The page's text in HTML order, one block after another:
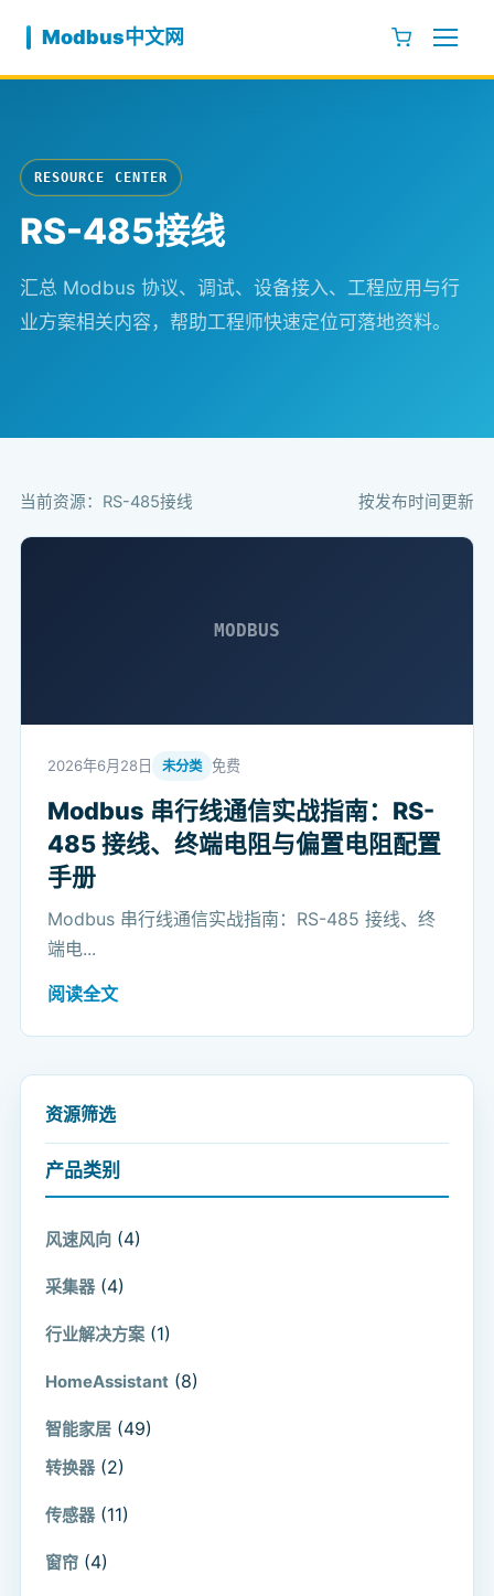
Modbus中文网
RESOURCE CENTER
RS-485接线
汇总 Modbus 协议、调试、设备接入、工程应用与行
业方案相关内容，帮助工程师快速定位可落地资料。
当前资源：RS-485接线 按发布时间更新
MODBUS
2026年6月28日 未分类 免费
Modbus 串行线通信实战指南：RS-
485 接线、终端电阻与偏置电阻配置
手册
Modbus 串行线通信实战指南：RS-485 接线、终
端电...
阅读全文
资源筛选
产品类别
风速风向 (4)
采集器 (4)
行业解决方案 (1)
HomeAssistant (8)
智能家居 (49)
转换器 (2)
传感器 (11)
窗帘 (4)